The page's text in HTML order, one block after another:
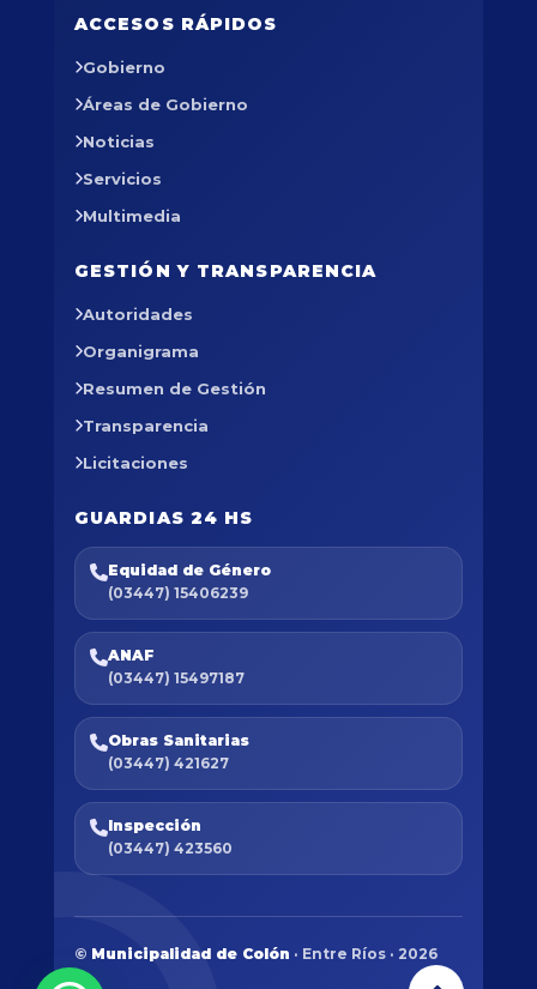
ACCESOS RÁPIDOS
Gobierno
Áreas de Gobierno
Noticias
Servicios
Multimedia
GESTIÓN Y TRANSPARENCIA
Autoridades
Organigrama
Resumen de Gestión
Transparencia
Licitaciones
GUARDIAS 24 HS
Equidad de Género
(03447) 15406239
ANAF
(03447) 15497187
Obras Sanitarias
(03447) 421627
Inspección
(03447) 423560
© Municipalidad de Colón · Entre Ríos · 2026